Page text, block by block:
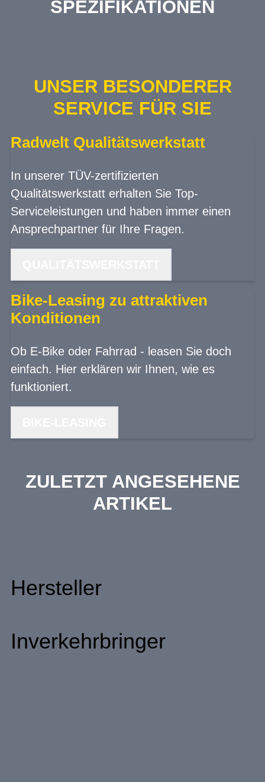
SPEZIFIKATIONEN
UNSER BESONDERER
SERVICE FÜR SIE
Radwelt Qualitätswerkstatt
In unserer TÜV-zertifizierten
Qualitätswerkstatt erhalten Sie Top-
Serviceleistungen und haben immer einen
Ansprechpartner für Ihre Fragen.
Bike-Leasing zu attraktiven
Konditionen
Ob E-Bike oder Fahrrad - leasen Sie doch
einfach. Hier erklären wir Ihnen, wie es
funktioniert.
ZULETZT ANGESEHENE
ARTIKEL
Hersteller
Inverkehrbringer